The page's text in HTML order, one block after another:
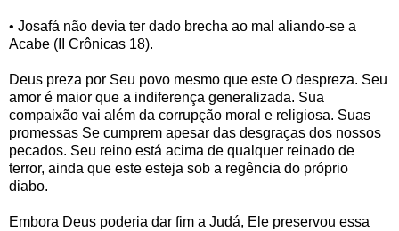
• Josafá não devia ter dado brecha ao mal aliando-se a
Acabe (II Crônicas 18).
Deus preza por Seu povo mesmo que este O despreza. Seu
amor é maior que a indiferença generalizada. Sua
compaixão vai além da corrupção moral e religiosa. Suas
promessas Se cumprem apesar das desgraças dos nossos
pecados. Seu reino está acima de qualquer reinado de
terror, ainda que este esteja sob a regência do próprio
diabo.
Embora Deus poderia dar fim a Judá, Ele preservou essa